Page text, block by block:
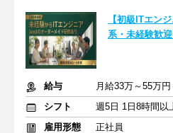
【初級ITエン
系・未経験歓
給与
月給33万～55万
シフト
週5日 1日8時間以
雇用形態
正社員